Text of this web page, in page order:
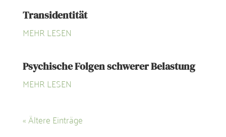
Transidentität
MEHR LESEN
Psychische Folgen schwerer Belastung
MEHR LESEN
« Ältere Einträge